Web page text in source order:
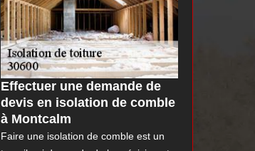
Effectuer une demande de
devis en isolation de comble
à Montcalm
Faire une isolation de comble est un